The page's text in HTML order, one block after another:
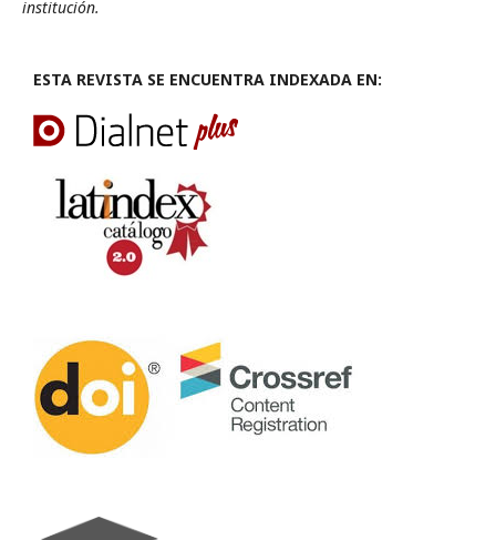
institución.
ESTA REVISTA SE ENCUENTRA INDEXADA EN: